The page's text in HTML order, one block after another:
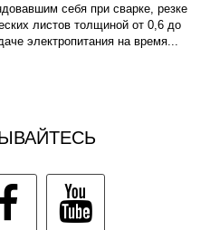
себя при сварке, резке
листов толщиной от 0,6 до
электропитания на время...